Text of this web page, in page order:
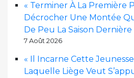
« Terminer À La Première
Décrocher Une Montée
De Peu La Saison Dernière
7 Août 2026
« Il Incarne Cette
Laquelle Liège Veut